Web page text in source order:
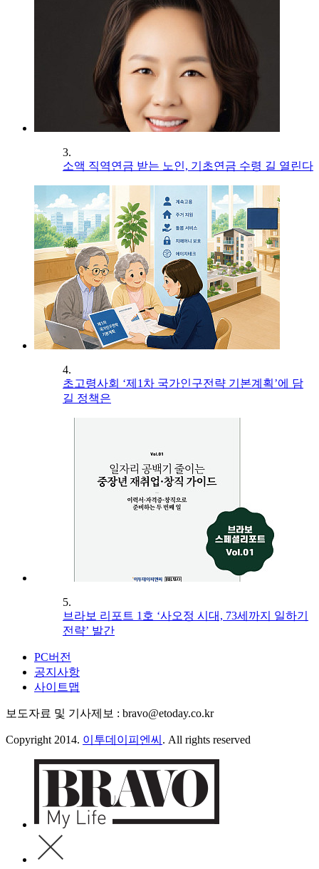
3.
소액 직역연금 받는 노인, 기초연금 수령 길 열린다
4.
초고령사회 ‘제1차 국가인구전략 기본계획’에 담
길 정책은
5.
브라보 리포트 1호 ‘사오정 시대, 73세까지 일하기
전략’ 발간
PC버전
공지사항
사이트맵
보도자료 및 기사제보 : bravo@etoday.co.kr
Copyright 2014. 이투데이피엔씨 . All rights reserved